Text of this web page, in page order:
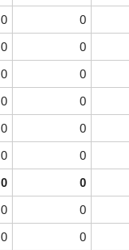
0 0
0 0
0 0
0 0
0 0
0 0
0 0
0 0
0 0